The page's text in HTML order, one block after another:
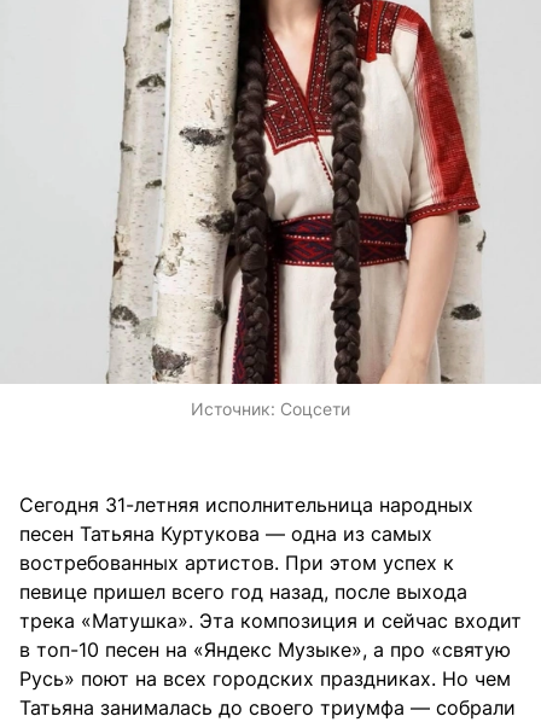
Источник: Соцсети
Сегодня 31-летняя исполнительница народных
песен Татьяна Куртукова — одна из самых
востребованных артистов. При этом успех к
певице пришел всего год назад, после выхода
трека «Матушка». Эта композиция и сейчас входит
в топ-10 песен на «Яндекс Музыке», а про «святую
Русь» поют на всех городских праздниках. Но чем
Татьяна занималась до своего триумфа — собрали